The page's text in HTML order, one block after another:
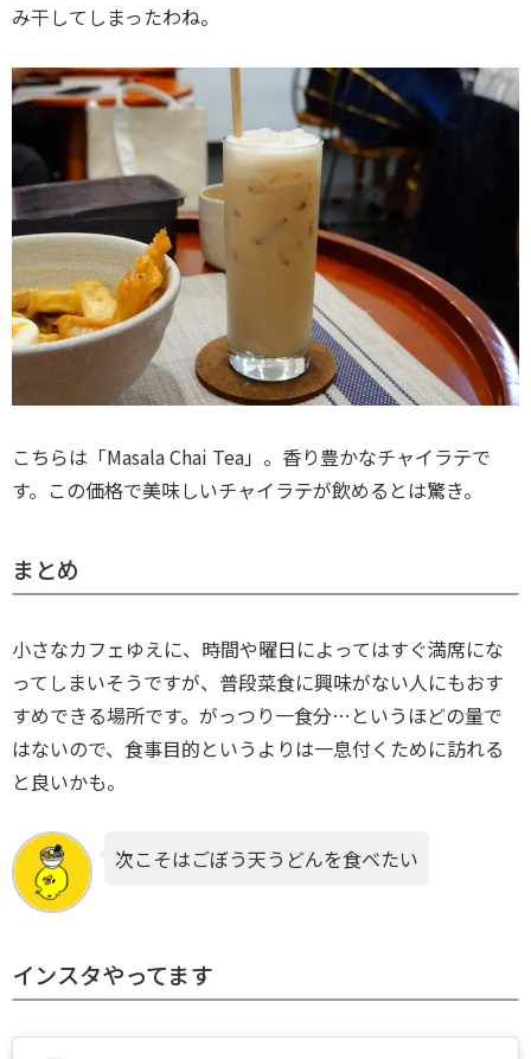
み干してしまったわね。
こちらは「Masala Chai Tea」。香り豊かなチャイラテで
す。この価格で美味しいチャイラテが飲めるとは驚き。
まとめ
小さなカフェゆえに、時間や曜日によってはすぐ満席にな
ってしまいそうですが、普段菜食に興味がない人にもおす
すめできる場所です。がっつり一食分…というほどの量で
はないので、食事目的というよりは一息付くために訪れる
と良いかも。
次こそはごぼう天うどんを食べたい
インスタやってます